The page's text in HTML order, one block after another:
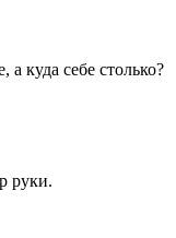
куда себе столько?
руки.